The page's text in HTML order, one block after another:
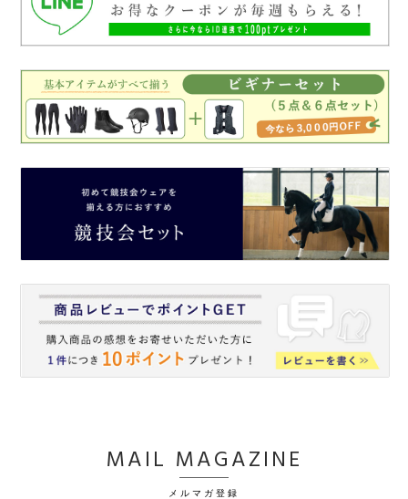
MAIL MAGAZINE
メルマガ登録